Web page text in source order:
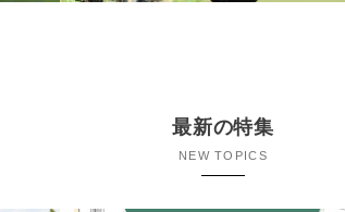
最新の特集
NEW TOPICS